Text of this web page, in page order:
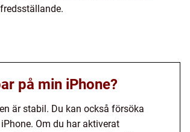
på min iPhone?
är stabil. Du kan också försöka
Om du har aktiverat